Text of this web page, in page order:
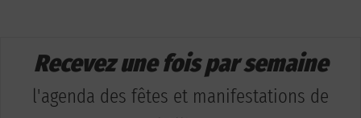
Recevez une fois par semaine
l'agenda des fêtes et manifestations de